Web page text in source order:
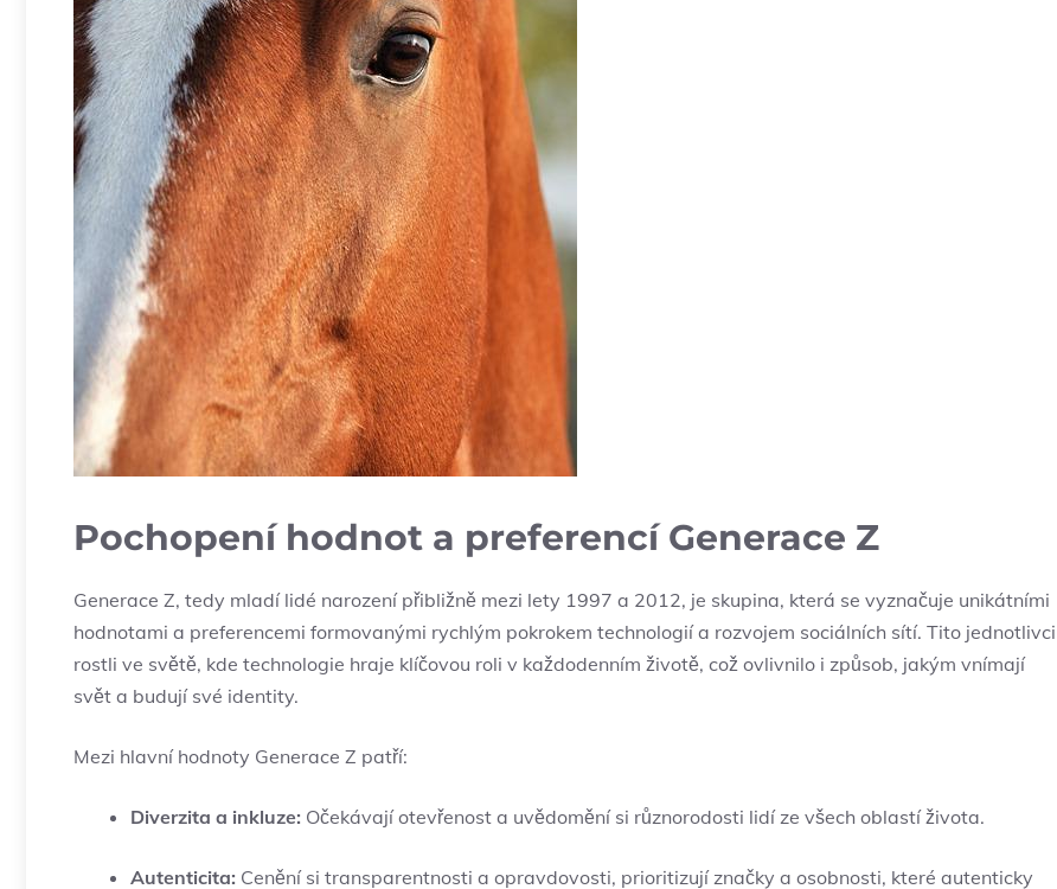
Pochopení hodnot a preferencí Generace ⁣Z
Generace Z, tedy mladí lidé narození přibližně‌ mezi lety ⁤1997 a 2012, je skupina, která se vyznačuje unikátními
hodnotami a preferencemi formovanými rychlým pokrokem ‍technologií a ⁣rozvojem sociálních sítí. Tito ⁤jednotlivci
rostli ve světě, kde technologie hraje ‌klíčovou roli v ⁣každodenním životě, což⁣ ovlivnilo ⁣i způsob,​ jakým‍ vnímají
svět a budují své identity.
Mezi hlavní hodnoty Generace Z patří:
Diverzita a inkluze: Očekávají otevřenost⁤ a uvědomění ‌si různorodosti lidí ze všech oblastí života.
Autenticita: Cenění si transparentnosti a opravdovosti, prioritizují značky ‌a osobnosti, které⁤ autenticky